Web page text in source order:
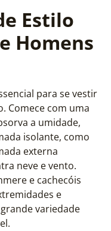
Estilo
Homens
para se vestir
Comece com uma
a umidade,
isolante, como
externa
neve e vento.
e cachecóis
e
variedade